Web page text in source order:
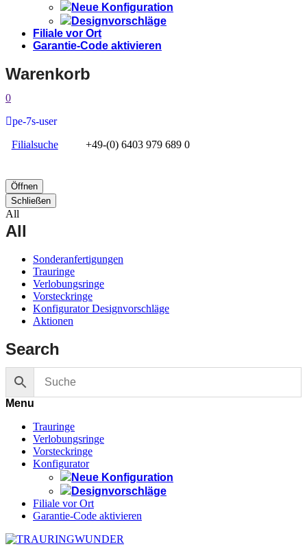
Neue Konfiguration
Designvorschläge
Filiale vor Ort
Garantie-Code aktivieren
Warenkorb
0
pe-7s-user
Filialsuche
+49-(0) 6403 979 689 0
Öffnen
Schließen
All
All
Sonderanfertigungen
Trauringe
Verlobungsringe
Vorsteckringe
Konfigurator Designvorschläge
Aktionen
Search
Menu
Trauringe
Verlobungsringe
Vorsteckringe
Konfigurator
Neue Konfiguration
Designvorschläge
Filiale vor Ort
Garantie-Code aktivieren